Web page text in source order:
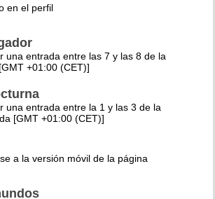
en el perfil
una entrada entre las 7 y las 8 de la
+01:00 (CET)]
una entrada entre la 1 y las 3 de la
[GMT +01:00 (CET)]
a la versión móvil de la página